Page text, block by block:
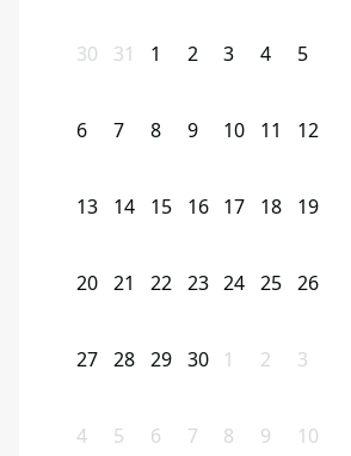
30 31 1 2 3 4 5
6 7 8 9 10 11 12
13 14 15 16 17 18 19
20 21 22 23 24 25 26
27 28 29 30 1 2 3
4 5 6 7 8 9 10